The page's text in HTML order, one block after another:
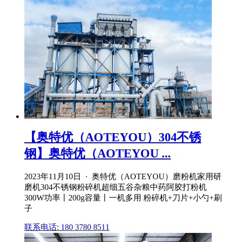
【奥特优（AOTEYOU）304不锈
钢】奥特优（AOTEYOU ...
2023年11月10日 · 奥特优（AOTEYOU）磨粉机家用研
磨机304不锈钢粉碎机超细五谷杂粮中药阿胶打粉机
300W功率丨200g容量丨一机多用 粉碎机+刀片+小勺+刷
子
联系电话: 180 3780 8511